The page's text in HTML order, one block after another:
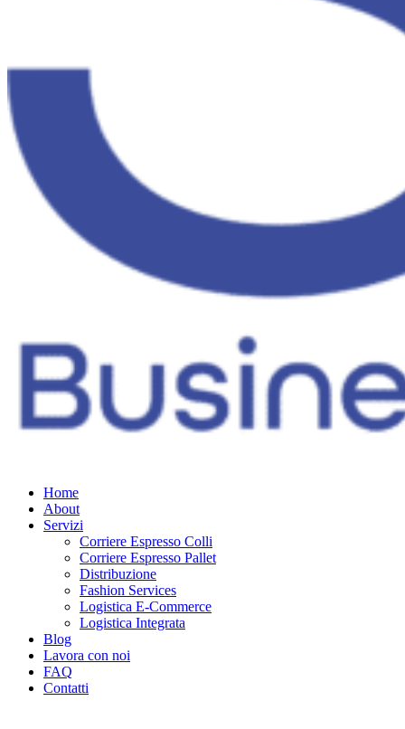
Home
About
Servizi
Corriere Espresso Colli
Corriere Espresso Pallet
Distribuzione
Fashion Services
Logistica E-Commerce
Logistica Integrata
Blog
Lavora con noi
FAQ
Contatti